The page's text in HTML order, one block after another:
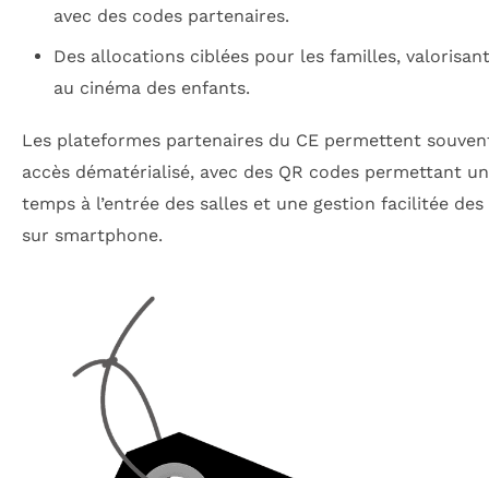
avec des codes partenaires.
Des allocations ciblées pour les familles, valorisant
au cinéma des enfants.
Les plateformes partenaires du CE permettent
accès dématérialisé, avec des QR codes permettant
temps à l’entrée des salles et une gestion facilitée
sur smartphone.